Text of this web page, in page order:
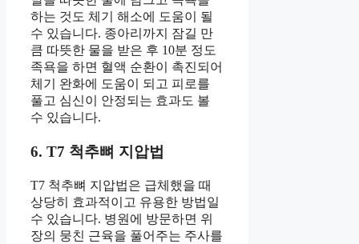
하는 것도 체기 해소에 도움이 될
수 있습니다. 종아리까지 잠길 만
큼 따뜻한 물을 받은 후 10분 정도
족욕을 하면 혈액 순환이 촉진되어
체기 완화에 도움이 되고 피로를
풀고 심신이 안정되는 효과도 볼
수 있습니다.
6. T7 척추뼈 지압법
T7 척추뼈 지압법은 급체했을 때
상당히 효과적이고 유용한 방법일
수 있습니다. 병원에 방문하면 위
장의 뭉친 근육을 풀어주는 주사를